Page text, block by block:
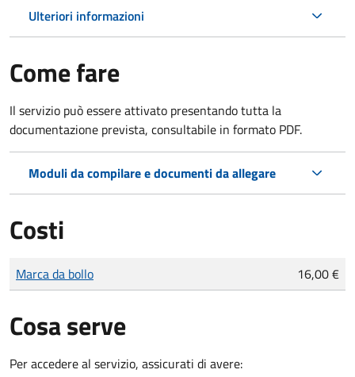
Ulteriori informazioni
Come fare
Il servizio può essere attivato presentando tutta la
documentazione prevista, consultabile in formato PDF.
Moduli da compilare e documenti da allegare
Costi
Tipo di pagamento
Importo
Marca da bollo 16,00 €
Cosa serve
Per accedere al servizio, assicurati di avere: